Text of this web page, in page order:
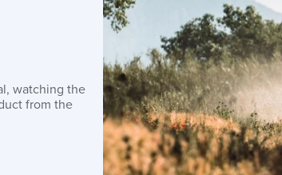
watching the
from the